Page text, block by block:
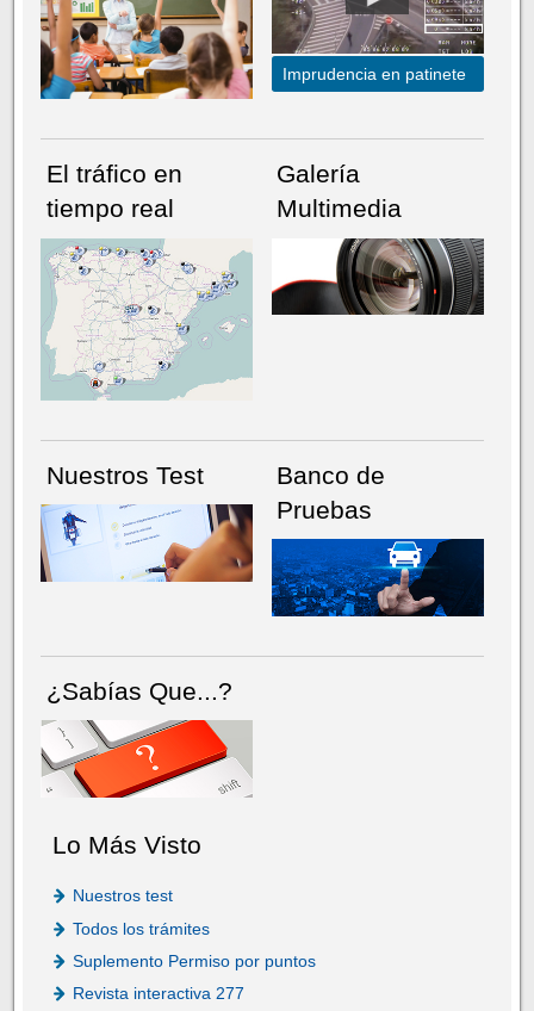
NÚMERO ACTUALHEMEROTECA
Imprudencia en patinete
El tráfico en
tiempo real
Galería
Multimedia
Nuestros Test
Banco de
Pruebas
¿Sabías Que...?
Lo Más Visto
Nuestros test
Todos los trámites
Suplemento Permiso por puntos
Revista interactiva 277